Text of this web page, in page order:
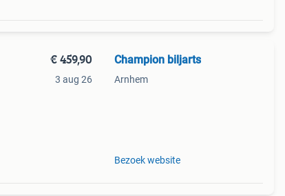
€ 459,90
3 aug 26
Champion biljarts
Arnhem
Bezoek website